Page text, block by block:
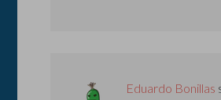
Eduardo Bonillas